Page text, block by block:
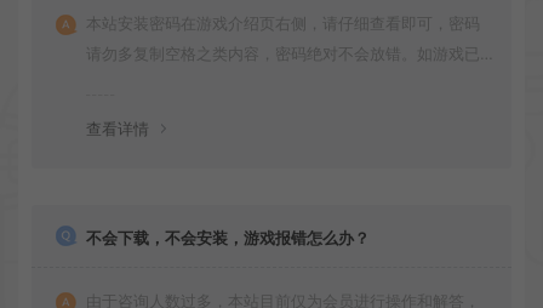
本站安装密码在游戏介绍页右侧，请仔细查看即可，密码
请勿多复制空格之类内容，密码绝对不会放错。如游戏已
查看详情
不会下载，不会安装，游戏报错怎么办？
由于咨询人数过多，本站目前仅为会员进行操作和解答，